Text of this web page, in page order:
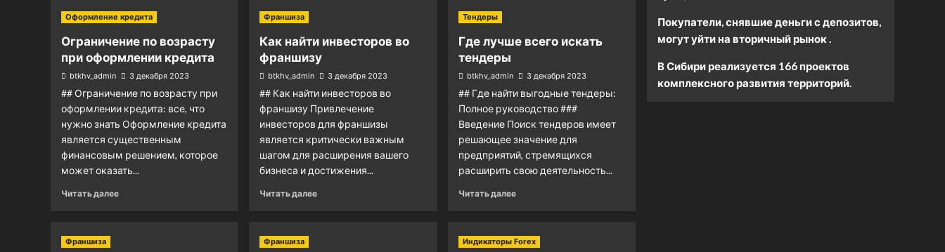
Оформление кредита
Ограничение по возрасту
при оформлении кредита
btkhv_admin 3 декабря 2023
## Ограничение по возрасту при
оформлении кредита: все, что
нужно знать Оформление кредита
является существенным
финансовым решением, которое
может оказать...
Читать далее
Франшиза
Как найти инвесторов во
франшизу
btkhv_admin 3 декабря 2023
## Как найти инвесторов во
франшизу Привлечение
инвесторов для франшизы
является критически важным
шагом для расширения вашего
бизнеса и достижения...
Читать далее
Тендеры
Где лучше всего искать
тендеры
btkhv_admin 3 декабря 2023
## Где найти выгодные тендеры:
Полное руководство ###
Введение Поиск тендеров имеет
решающее значение для
предприятий, стремящихся
расширить свою деятельность...
Читать далее
Франшиза Франшиза Индикаторы Forex
Покупатели, снявшие деньги с депозитов,
могут уйти на вторичный рынок .
В Сибири реализуется 166 проектов
комплексного развития территорий.